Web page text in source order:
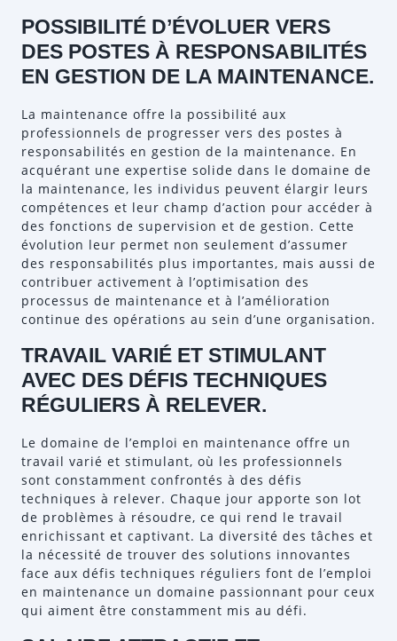
POSSIBILITÉ D’ÉVOLUER VERS
DES POSTES À RESPONSABILITÉS
EN GESTION DE LA MAINTENANCE.
La maintenance offre la possibilité aux
professionnels de progresser vers des postes à
responsabilités en gestion de la maintenance. En
acquérant une expertise solide dans le domaine de
la maintenance, les individus peuvent élargir leurs
compétences et leur champ d’action pour accéder à
des fonctions de supervision et de gestion. Cette
évolution leur permet non seulement d’assumer
des responsabilités plus importantes, mais aussi de
contribuer activement à l’optimisation des
processus de maintenance et à l’amélioration
continue des opérations au sein d’une organisation.
TRAVAIL VARIÉ ET STIMULANT
AVEC DES DÉFIS TECHNIQUES
RÉGULIERS À RELEVER.
Le domaine de l’emploi en maintenance offre un
travail varié et stimulant, où les professionnels
sont constamment confrontés à des défis
techniques à relever. Chaque jour apporte son lot
de problèmes à résoudre, ce qui rend le travail
enrichissant et captivant. La diversité des tâches et
la nécessité de trouver des solutions innovantes
face aux défis techniques réguliers font de l’emploi
en maintenance un domaine passionnant pour ceux
qui aiment être constamment mis au défi.